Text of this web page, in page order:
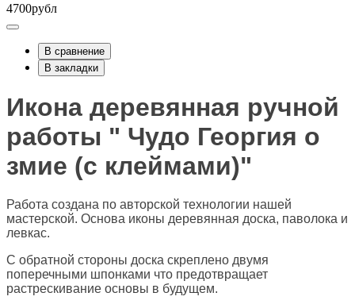
4700рубл
В сравнение
В закладки
Икона деревянная ручной
работы " Чудо Георгия о
змие (с клеймами)"
Работа создана по авторской технологии нашей
мастерской. Основа иконы деревянная доска, паволока и
левкас.
С обратной стороны доска скреплено двумя
поперечными шпонками что предотвращает
растрескивание основы в будущем.